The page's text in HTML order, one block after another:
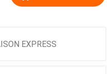
EXPRESS